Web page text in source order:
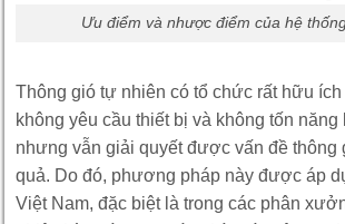
Ưu điểm và nhược điểm của hệ
Thông gió tự nhiên có tổ chức rất hữu ích
không yêu cầu thiết bị và không tốn
nhưng vẫn giải quyết được vấn đề thông
quả. Do đó, phương pháp này được áp
Việt Nam, đặc biệt là trong các phân